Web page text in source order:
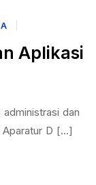
Aplikasi
dan
D [...]